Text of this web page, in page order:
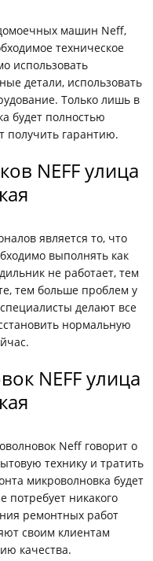
машин Neff,
техническое
использовать
детали, использовать
Только лишь в
будет полностью
получить гарантию.
NEFF улица
является то, что
выполнять как
не работает, тем
тем больше проблем у
делают все
нормальную
NEFF улица
Neff говорит о
технику и тратить
микроволновка будет
потребует никакого
ремонтных работ
своим клиентам
качества.